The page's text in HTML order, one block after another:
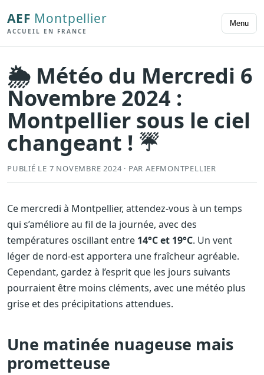
AEF Montpellier
ACCUEIL EN FRANCE
Menu
🌦️ Météo du Mercredi 6
Novembre 2024 :
Montpellier sous le ciel
changeant ! ☔
PUBLIÉ LE 7 NOVEMBRE 2024 · PAR AEFMONTPELLIER
Ce mercredi à Montpellier, attendez-vous à un temps
qui s’améliore au fil de la journée, avec des
températures oscillant entre 14°C et 19°C. Un vent
léger de nord-est apportera une fraîcheur agréable.
Cependant, gardez à l’esprit que les jours suivants
pourraient être moins cléments, avec une météo plus
grise et des précipitations attendues.
Une matinée nuageuse mais
prometteuse